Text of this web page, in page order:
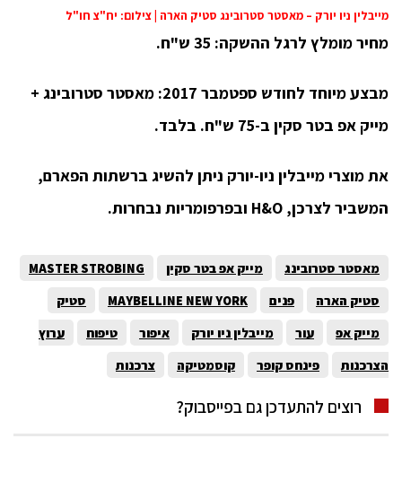
מייבלין ניו יורק – מאסטר סטרובינג סטיק הארה | צילום: יח"צ חו"ל
מחיר מומלץ לרגל ההשקה: 35 ש"ח.
מבצע מיוחד לחודש ספטמבר 2017: מאסטר סטרובינג +
מייק אפ בטר סקין ב-75 ש"ח.
בלבד.
את מוצרי מייבלין ניו-יורק ניתן להשיג ברשתות הפארם,
המשביר לצרכן, H&O ובפרפומריות נבחרות.
מאסטר סטרובינג מייק אפ בטר סקין
MASTER STROBING
סטיק הארה
פנים MAYBELLINE NEW YORK
סטיק
מייק אפ
עור מייבלין ניו יורק איפור טיפוח
ערוץ
הצרכנות
פינחס קופר קוסמטיקה צרכנות
רוצים להתעדכן גם בפייסבוק?